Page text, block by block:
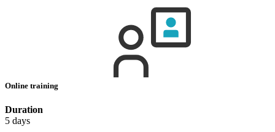
Online training
Duration
5 days